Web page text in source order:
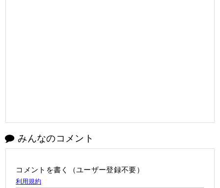
みんなのコメント
コメントを書く（ユーザー登録不要）